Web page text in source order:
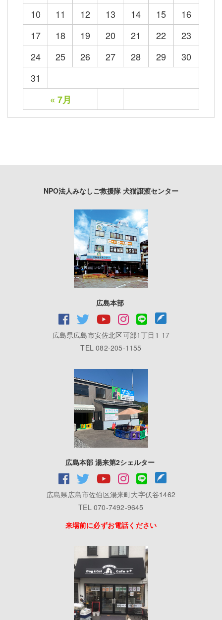
« 7月
10
11 12 13 14 15
16
17
18 19 20 21 22
23
24
25 26 27 28 29
30
31
NPO法人みなしご救援隊 犬猫譲渡センター
広島本部
広島県広島市安佐北区可部1丁目1-17
TEL 082-205-1155
広島本部 湯来第2シェルター
広島県広島市佐伯区湯来町大字伏谷1462
TEL 070-7492-9645
来場前に必ずお電話ください